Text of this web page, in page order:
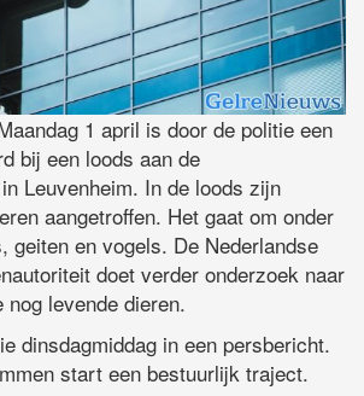
1 april is door de politie een
bij een loods aan de
Leuvenheim. In de loods zijn
aangetroffen. Het gaat om onder
geiten en vogels. De Nederlandse
doet verder onderzoek naar
levende dieren.
dinsdagmiddag in een persbericht.
start een bestuurlijk traject.